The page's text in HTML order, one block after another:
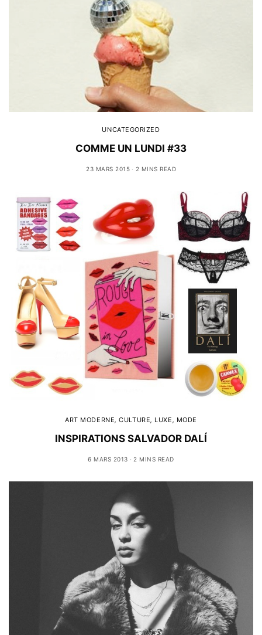
UNCATEGORIZED
COMME UN LUNDI #33
23 MARS 2015 2 MINS READ
ART MODERNE,CULTURE, LUXE, MODE
INSPIRATIONS SALVADOR DALÍ
6 MARS 2013 2 MINS READ